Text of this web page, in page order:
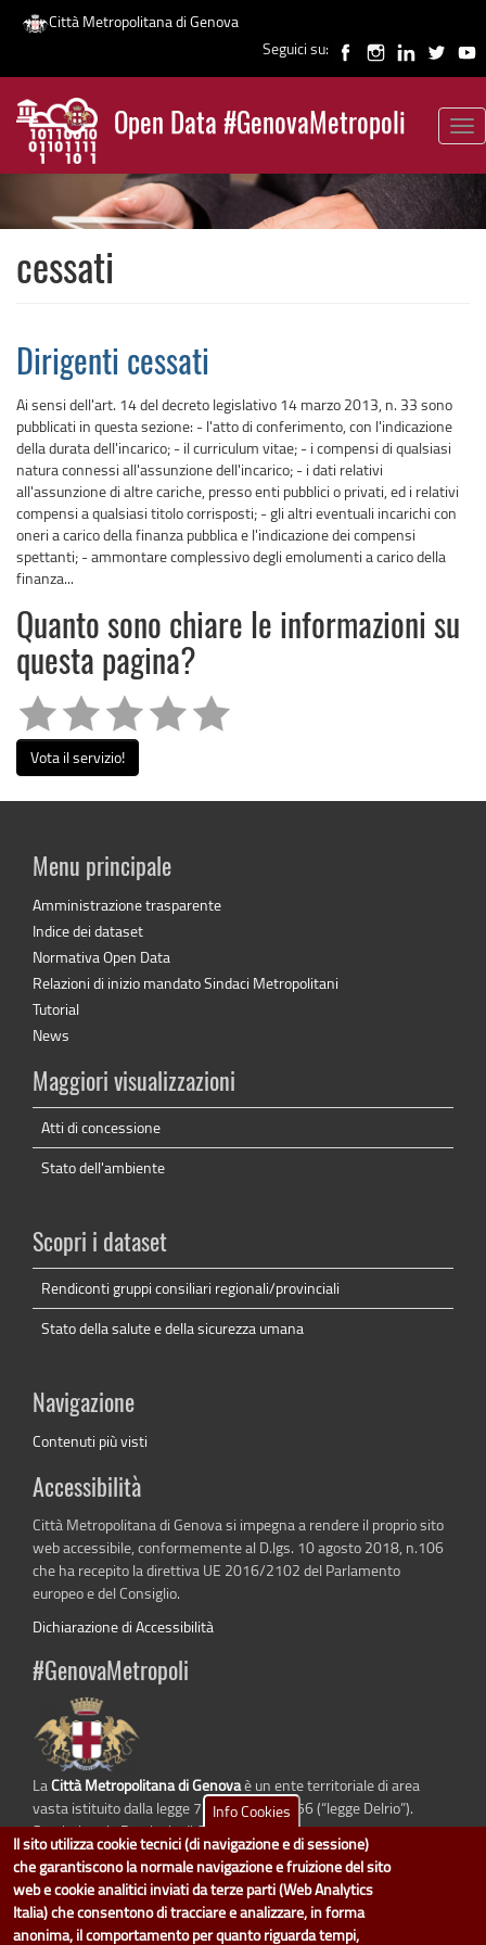
Salta
contenuto
principale
Città Metropolitana di Genova
Seguici su:
Open Data #GenovaMetropoli
News
cessati
Dirigenti cessati
Ai sensi dell'art. 14 del decreto legislativo 14 marzo 2013, n. 33 sono
pubblicati in questa sezione: - l'atto di conferimento, con l'indicazione
della durata dell'incarico; - il curriculum vitae; - i compensi di qualsiasi
natura connessi all'assunzione dell'incarico; - i dati relativi
all'assunzione di altre cariche, presso enti pubblici o privati, ed i relativi
compensi a qualsiasi titolo corrisposti; - gli altri eventuali incarichi con
oneri a carico della finanza pubblica e l'indicazione dei compensi
spettanti; - ammontare complessivo degli emolumenti a carico della
finanza...
Quanto sono chiare le informazioni su
questa pagina?
Vota il servizio!
Menu principale
Amministrazione trasparente
Indice dei dataset
Normativa Open Data
Relazioni di inizio mandato Sindaci Metropolitani
Tutorial
News
Maggiori visualizzazioni
Atti di concessione
Stato dell'ambiente
Scopri i dataset
Rendiconti gruppi consiliari regionali/provinciali
Stato della salute e della sicurezza umana
Navigazione
Contenuti più visti
Accessibilità
Città Metropolitana di Genova si impegna a rendere il proprio sito
web accessibile, conformemente al D.lgs. 10 agosto 2018, n.106
che ha recepito la direttiva UE 2016/2102 del Parlamento
europeo e del Consiglio.
Dichiarazione di Accessibilità
#GenovaMetropoli
LaCittà Metropolitana di Genovaè un ente territoriale di area
vasta istituito dalla legge 7 aprile 2014 n. 56 (“legge Delrio”).
Sostituisce la Provincia di Genova.
dati.cittametropolitana.genova.itè il progetto "Open Data" della
Info Cookies
Il sito utilizza cookie tecnici (di navigazione e di sessione)
che garantiscono la normale navigazione e fruizione del sito
web e cookie analitici inviati da terze parti (Web Analytics
Italia) che consentono di tracciare e analizzare, in forma
anonima, il comportamento per quanto riguarda tempi,